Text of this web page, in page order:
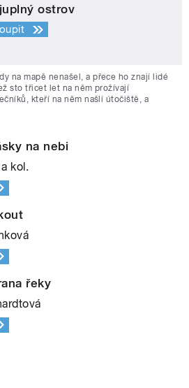
ostrov
na mapě nenašel, a přece ho znají lidé
sto třicet let na něm prožívají
kteří na něm našli útočiště, a
na nebi
kol.
řeky